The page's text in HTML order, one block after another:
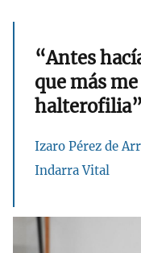
“Antes
que más
halterofilia”
Izaro Pérez de
Indarra Vital